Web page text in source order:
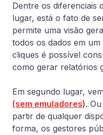
Dentre os diferenciais
lugar, está o fato de
permite uma visão
todos os dados em
cliques é possível
como gerar relatórios
Em segundo lugar,
(sem emuladores).
partir de qualquer
forma, os gestores